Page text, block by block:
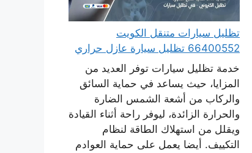
تظليل سيارات متنقل الكويت
66400552 تظليل سيارة عازل حراري
خدمة تظليل سيارات توفر العديد من
المزايا، حيث يساعد في حماية السائق
والركاب من أشعة الشمس الضارة
والحرارة الزائدة، ليوفر راحة أثناء القيادة
ويقلل من استهلاك الطاقة لنظام
التكييف. أيضا يعمل على حماية العوادم